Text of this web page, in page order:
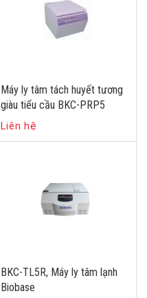
Máy ly tâm tách huyết tương
giàu tiểu cầu BKC-PRP5
Liên hệ
BKC-TL5R, Máy ly tâm lạnh
Biobase